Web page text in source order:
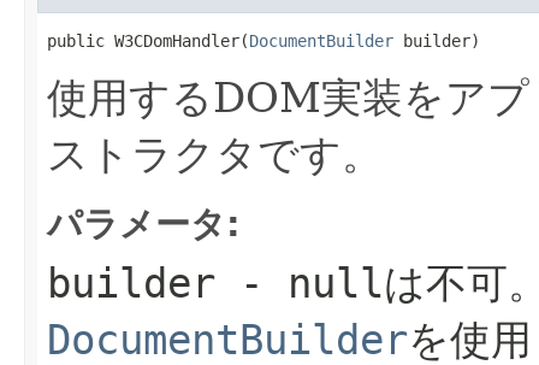
public W3CDomHandler(DocumentBuilder builder)
使用するDOM実装をア
ストラクタです。
パラメータ:
builder - nullは不可
DocumentBuilderを使